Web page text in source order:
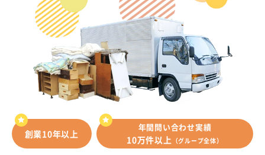
創業10年以上
年間問い合わせ実績
10万件以上 （グループ全体）